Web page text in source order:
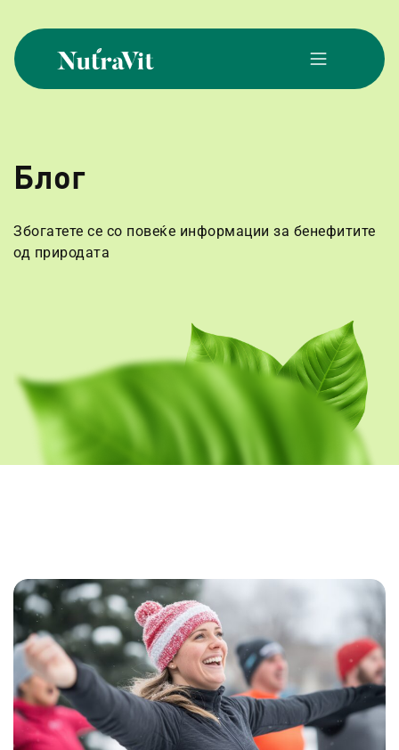
content
Блог
Збогатете се со повеќе информации за бенефитите
од природата